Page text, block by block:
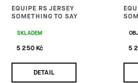
EQUIPE RS JERSEY
SOMETHING TO SAY
SKLADEM
5 250 Kč
DETAIL
5